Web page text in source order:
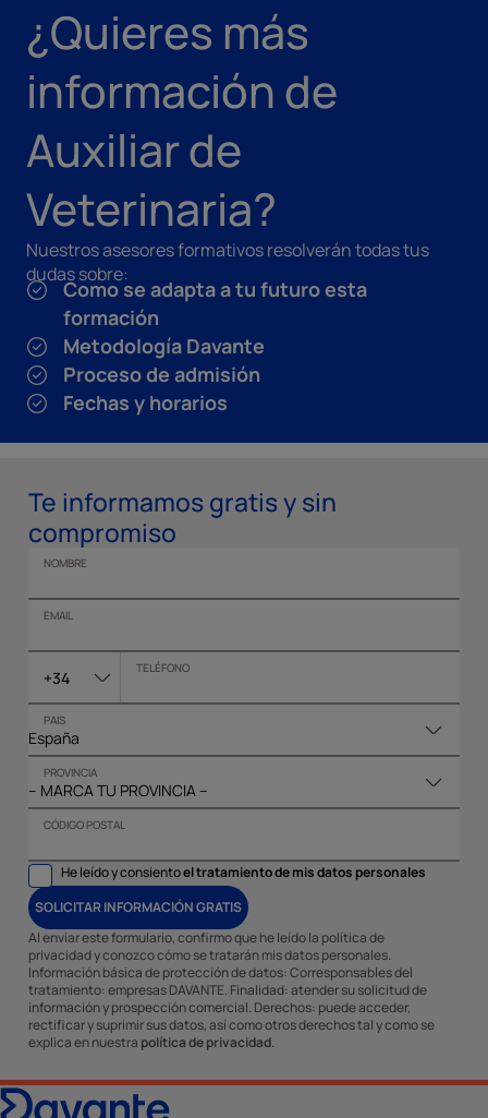
¿Quieres más
información de
Auxiliar de
Veterinaria?
Nuestros asesores formativos resolverán todas tus
dudas sobre:
Como se adapta a tu futuro esta
formación
Metodología Davante
Proceso de admisión
Fechas y horarios
Te informamos gratis y sin
compromiso
NOMBRE
EMAIL
+34 TELÉFONO
PAIS
PROVINCIA
CÓDIGO POSTAL
He leído y consientoel tratamiento de mis datos personales
SOLICITAR INFORMACIÓN GRATIS
Al enviar este formulario, confirmo que he leído la política de
privacidad y conozco cómo se tratarán mis datos personales.
Información básica de protección de datos: Corresponsables del
tratamiento: empresas DAVANTE. Finalidad: atender su solicitud de
información y prospección comercial. Derechos: puede acceder,
rectificar y suprimir sus datos, así como otros derechos tal y como se
explica en nuestra política de privacidad.